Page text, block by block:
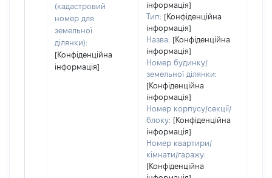
(кадастровий
номер для
земельної
ділянки):
[Конфіденційна
інформація]
інформація]
Тип: [Конфіденційна
інформація]
Назва: [Конфіденційна
інформація]
Номер будинку/
земельної ділянки:
[Конфіденційна
інформація]
Номер корпусу/секції/
блоку: [Конфіденційна
інформація]
Номер квартири/
кімнати/гаражу:
[Конфіденційна